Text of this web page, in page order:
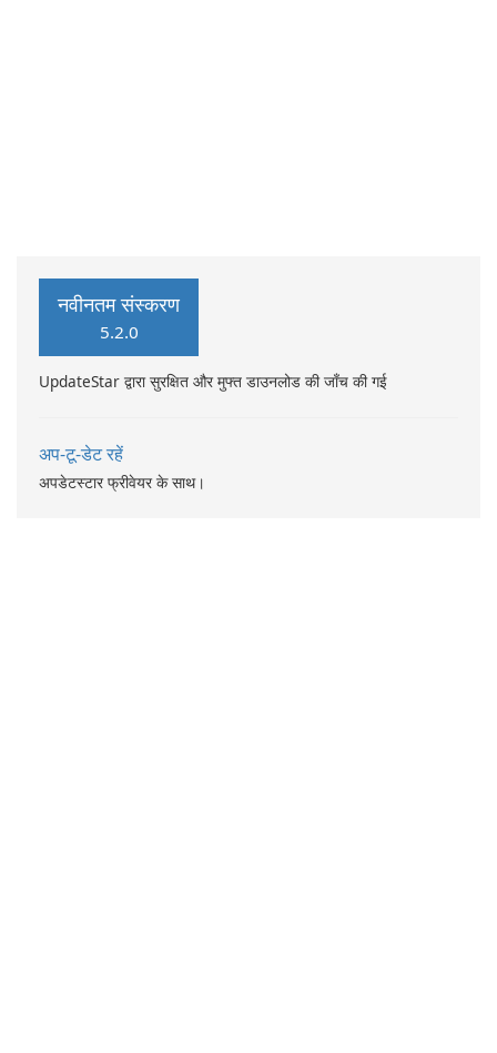
नवीनतम संस्करण
5.2.0
UpdateStar द्वारा सुरक्षित और मुफ्त डाउनलोड की जाँच की गई
अप-टू-डेट रहें
अपडेटस्टार फ्रीवेयर के साथ।